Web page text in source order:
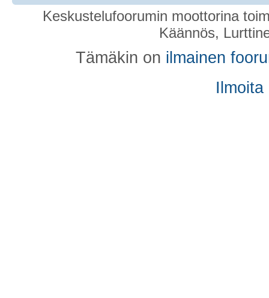
Keskustelufoorumin moottorina
Käännös,
Tämäkin on ilmainen